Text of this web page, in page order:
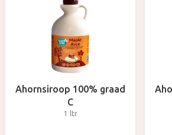
Ahornsiroop 100% graad
C
1 ltr